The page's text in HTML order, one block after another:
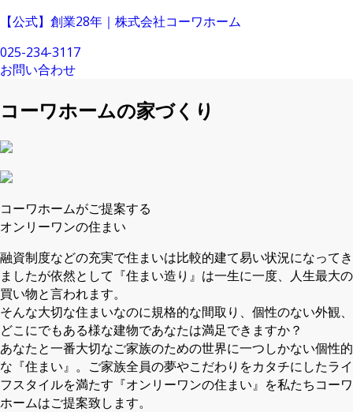
【公式】創業28年｜株式会社コーワホーム
025-234-3117
お問い合わせ
コーワホームの家づくり
コーワホームがご提案する
オンリーワンの住まい
融資制度などの充実で住まいは比較的建て易い状況になってき
ましたが依然として『住まい造り』は一生に一度、人生最大の
買い物と言われます。
そんな大切な住まいなのに規格的な間取り、個性のない外観、
どこにでもある様な建物であなたは満足できますか？
あなたと一番大切なご家族のための世界に一つしかない個性的
な『住まい』。ご家族全員の夢やこだわりをカタチにしたライ
フスタイルを満たす『オンリーワンの住まい』を私たちコーワ
ホームはご提案致します。